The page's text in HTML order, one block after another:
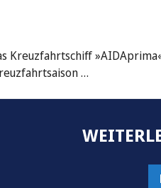
Kreuzfahrtschiff
…